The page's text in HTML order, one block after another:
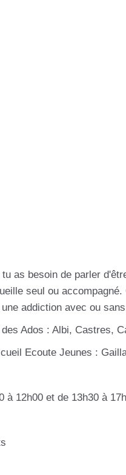
as besoin de parler
seul ou
addiction avec ou
Ados : Albi, Castres,
Ecoute Jeunes :
à 12h00 et de 13h30 à